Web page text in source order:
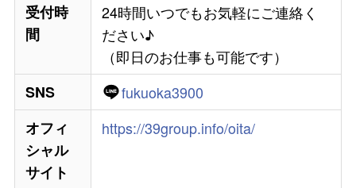
受付時
間
24時間いつでもお気軽にご連絡く
ださい♪
（即日のお仕事も可能です）
SNS
fukuoka3900
オフィ
シャル
サイト
https://39group.info/oita/